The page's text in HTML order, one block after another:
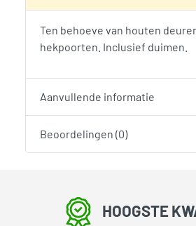
Ten behoeve van houten
hekpoorten. Inclusief duimen.
Aanvullende informatie
Beoordelingen (0)
HOOGSTE